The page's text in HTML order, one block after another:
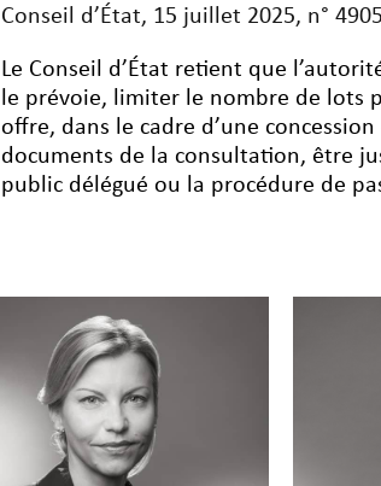
Conseil d’État, 15 juillet 2025, n°
Le Conseil d’État retient que
le prévoie, limiter le nombre de lots
offre, dans le cadre d’une
documents de la consultation, être
public délégué ou la procédure de